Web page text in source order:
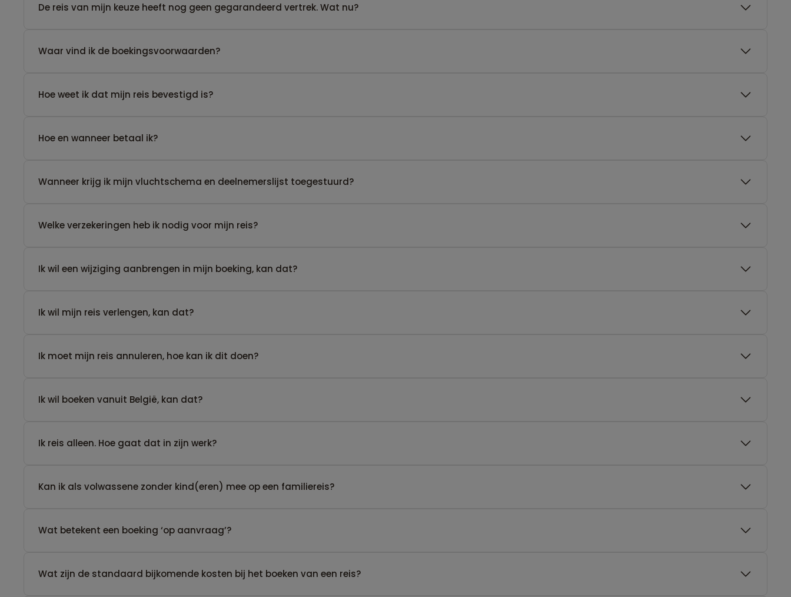
De reis van mijn keuze heeft nog geen gegarandeerd vertrek. Wat nu?
Waar vind ik de boekingsvoorwaarden?
Hoe weet ik dat mijn reis bevestigd is?
Hoe en wanneer betaal ik?
Wanneer krijg ik mijn vluchtschema en deelnemerslijst toegestuurd?
Welke verzekeringen heb ik nodig voor mijn reis?
Ik wil een wijziging aanbrengen in mijn boeking, kan dat?
Ik wil mijn reis verlengen, kan dat?
Ik moet mijn reis annuleren, hoe kan ik dit doen?
Ik wil boeken vanuit België, kan dat?
​Ik reis alleen. Hoe gaat dat in zijn werk?
Kan ik als volwassene zonder kind(eren) mee op een familiereis?
Wat betekent een boeking ‘op aanvraag’?
Wat zijn de standaard bijkomende kosten bij het boeken van een reis?